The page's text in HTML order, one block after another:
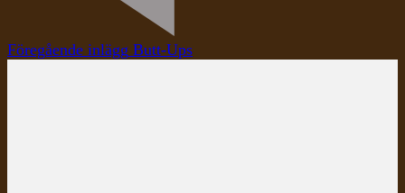
Föregående inlägg Butt-Ups